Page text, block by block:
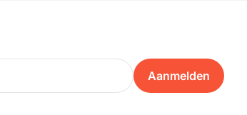
Aanmelden